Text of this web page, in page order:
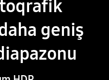
geniş